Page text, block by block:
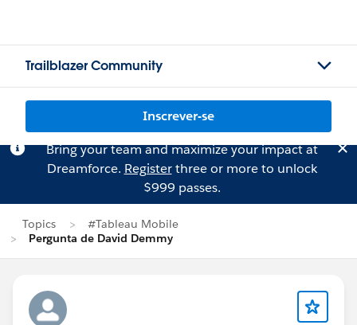
Trailblazer Community
Inscrever-se
Bring your team and maximize your impact at
Dreamforce. Registerthree or more to unlock
$999 passes.
Topics
#Tableau Mobile
Pergunta de David Demmy